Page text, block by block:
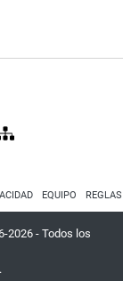
EQUIPO
2026 - Todos los